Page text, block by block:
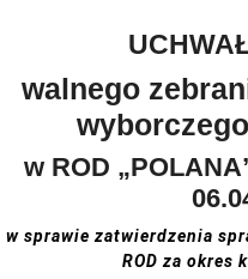
walnego
w ROD
w sprawie zatwierdzenia
ROD za okres